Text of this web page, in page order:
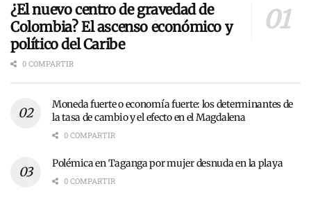
¿El nuevo centro de gravedad de
Colombia? El ascenso económico y
político del Caribe
0 COMPARTIR
Moneda fuerte o economía fuerte: los determinantes de
la tasa de cambio y el efecto en el Magdalena
0 COMPARTIR
Polémica en Taganga por mujer desnuda en la playa
0 COMPARTIR